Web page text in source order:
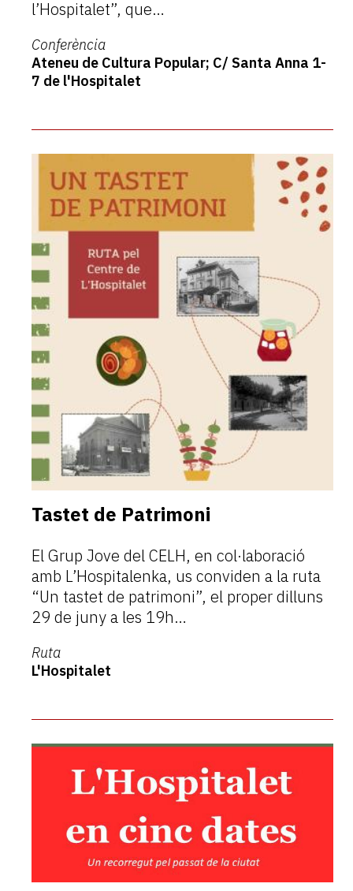
l’Hospitalet”, que…
Conferència
Ateneu de Cultura Popular; C/ Santa Anna 1-
7 de l'Hospitalet
Tastet de Patrimoni
El Grup Jove del CELH, en col·laboració
amb L’Hospitalenka, us conviden a la ruta
“Un tastet de patrimoni”, el proper dilluns
29 de juny a les 19h…
Ruta
L'Hospitalet